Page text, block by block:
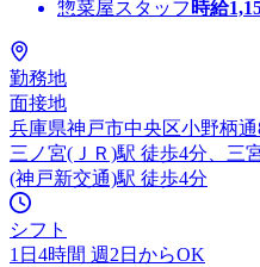
惣菜屋スタッフ 時給
勤務地
面接地
兵庫県神戸市中央区小野柄
三ノ宮(ＪＲ)駅 徒歩4分、三
(神戸新交通)駅 徒歩4分
シフト
1日4時間 週2日からOK